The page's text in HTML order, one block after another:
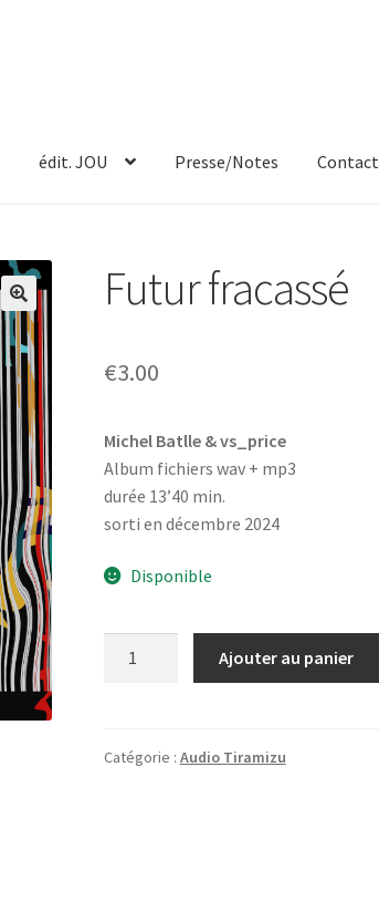
édit. JOU Presse/Notes Contact
Futur fracassé
€3.00
Michel Batlle & vs_price
Album fichiers wav + mp3
durée 13’40 min.
sorti en décembre 2024
Disponible
Ajouter au panier
Catégorie : Audio Tiramizu